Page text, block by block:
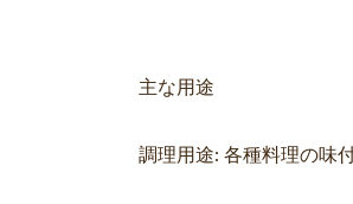
主な用途
調理用途: 各種料理の味